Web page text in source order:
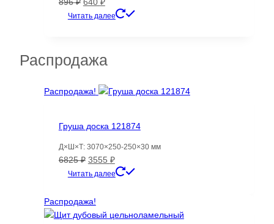
цена цена:
Читать далее
Распродажа
Распродажа!
Груша доска 121874
Д×Ш×Т: 3070×250-250×30 мм
6825₽ Первоначальная
цена
6825 ₽.
3555 ₽Текущая
цена:
Читать далее
Распродажа!